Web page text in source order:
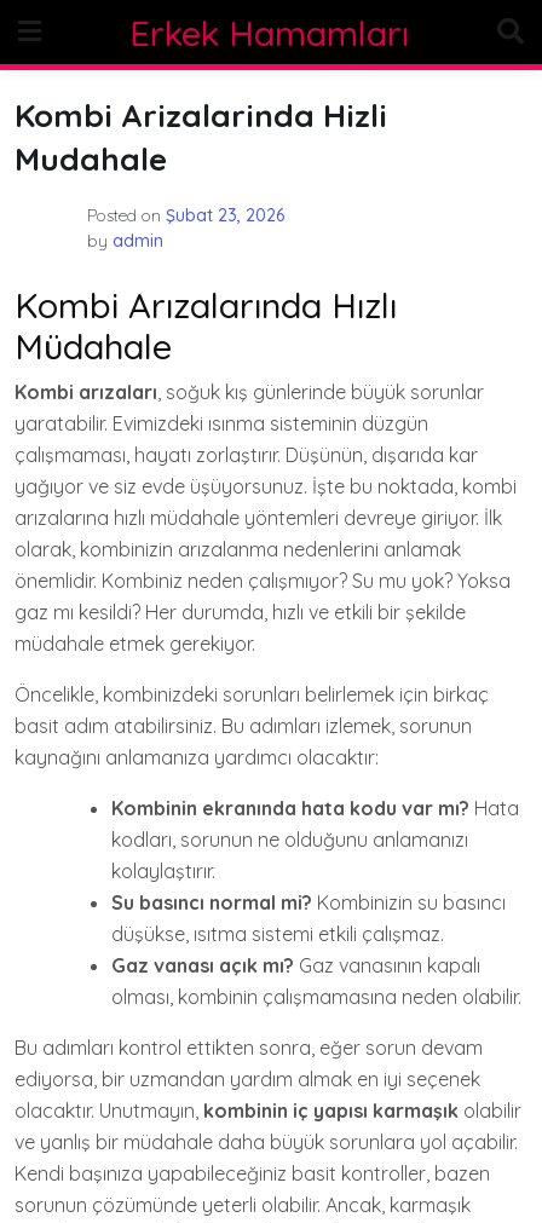
content
Erkek Hamamları
Kombi Arizalarinda Hizli
Mudahale
Posted on Şubat 23, 2026
by admin
Kombi Arızalarında Hızlı
Müdahale
Kombi arızaları, soğuk kış günlerinde büyük sorunlar
yaratabilir. Evimizdeki ısınma sisteminin düzgün
çalışmaması, hayatı zorlaştırır. Düşünün, dışarıda kar
yağıyor ve siz evde üşüyorsunuz. İşte bu noktada, kombi
arızalarına hızlı müdahale yöntemleri devreye giriyor. İlk
olarak, kombinizin arızalanma nedenlerini anlamak
önemlidir. Kombiniz neden çalışmıyor? Su mu yok? Yoksa
gaz mı kesildi? Her durumda, hızlı ve etkili bir şekilde
müdahale etmek gerekiyor.
Öncelikle, kombinizdeki sorunları belirlemek için birkaç
basit adım atabilirsiniz. Bu adımları izlemek, sorunun
kaynağını anlamanıza yardımcı olacaktır:
Kombinin ekranında hata kodu var mı? Hata
kodları, sorunun ne olduğunu anlamanızı
kolaylaştırır.
Su basıncı normal mi? Kombinizin su basıncı
düşükse, ısıtma sistemi etkili çalışmaz.
Gaz vanası açık mı? Gaz vanasının kapalı
olması, kombinin çalışmamasına neden olabilir.
Bu adımları kontrol ettikten sonra, eğer sorun devam
ediyorsa, bir uzmandan yardım almak en iyi seçenek
olacaktır. Unutmayın, kombinin iç yapısı karmaşık olabilir
ve yanlış bir müdahale daha büyük sorunlara yol açabilir.
Kendi başınıza yapabileceğiniz basit kontroller, bazen
sorunun çözümünde yeterli olabilir. Ancak, karmaşık